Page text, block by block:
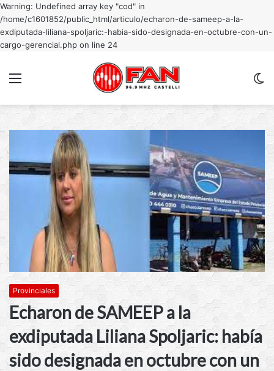
Warning: Undefined array key "cod" in
/home/c1601852/public_html/articulo/echaron-de-sameep-a-la-
exdiputada-liliana-spoljaric:-habia-sido-designada-en-octubre-con-un-
cargo-gerencial.php on line 24
Provinciales
Echaron de SAMEEP a la
exdiputada Liliana Spoljaric: había
sido designada en octubre con un